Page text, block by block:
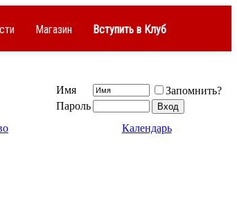
Магазин Вступить в Клуб
Имя
Запомнить?
Пароль
Календарь